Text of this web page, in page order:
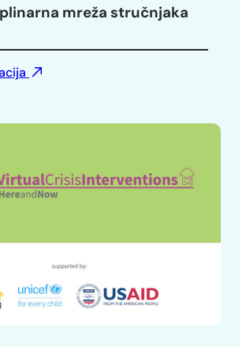
mreža stručnjaka